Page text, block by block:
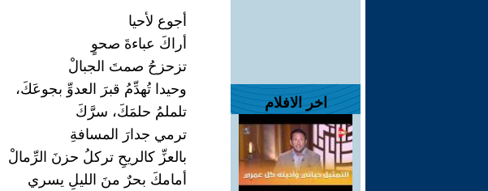
اخر الافلام
أجوع لأحيا
أراكَ عباءةَ صحوٍ
تزحزحُ صمتَ الجبالْ
وحيدا تُهدِّمُ قبرَ العدوِّ بجوعَكَ،
تلملمُ حلمَكَ، سرَّكَ
ترمي جدارَ المسافةِ
بالعزِّ كالريحِ تركلُ حزنَ الرِّمالْ
أمامكَ بحرٌ منَ الليلِ يسري